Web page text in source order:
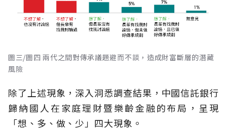
圖三/圖四 兩代之間對傳承議題避而不談，造成財富斷層的潛藏
風險
除了上述現象，深入洞悉調查結果，中國信託銀行
歸納國人在家庭理財暨樂齡金融的布局，呈現
「想、多、做、少」四大現象。